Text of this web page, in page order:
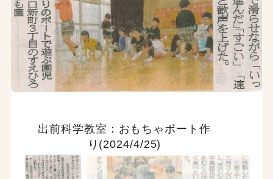
出前科学教室：おもちゃボート作
り(2024/4/25)